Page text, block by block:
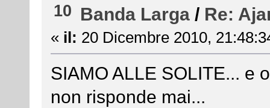
10 Banda Larga / Re:
« il: 20 Dicembre 2010,
SIAMO ALLE SOLITE... e
non risponde mai...